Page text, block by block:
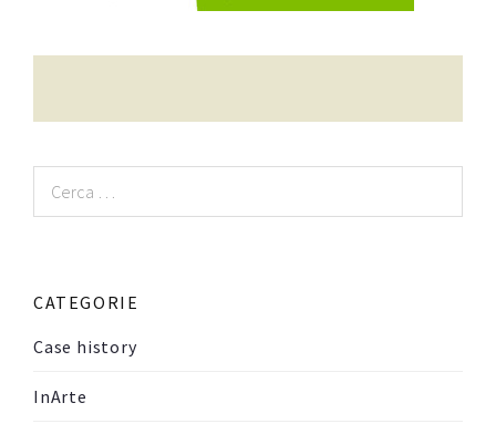
per:
CATEGORIE
Case history
InArte